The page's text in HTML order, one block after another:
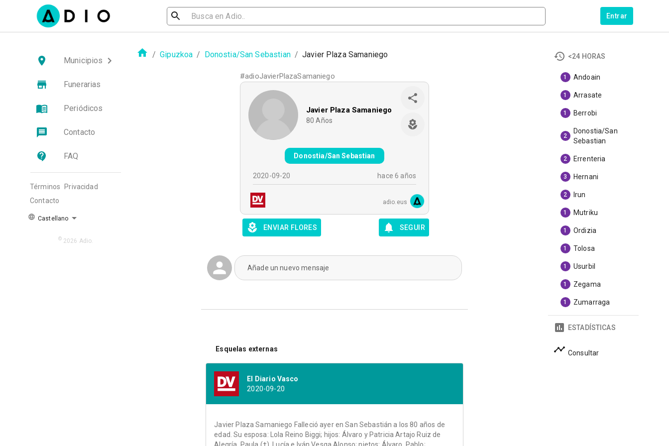
Entrar
Municipios
Funerarias
Periódicos
Contacto
FAQ
Términos
Privacidad
Contacto
Castellano
© 2026 Adio.
/ Gipuzkoa / Donostia/San Sebastian / Javier Plaza Samaniego
#adioJavierPlazaSamaniego
Javier Plaza Samaniego
80 Años
Donostia/San Sebastian
2020-09-20 hace 6 años
adio.eus
ENVIAR FLORES SEGUIR
Añade un nuevo mensaje
Esquelas externas
El Diario Vasco
2020-09-20
Javier Plaza Samaniego Falleció ayer en San Sebastián a los 80 años de
edad. Su esposa: Lola Reino Biggi; hijos: Álvaro y Patricia Artajo Ruiz de
<24 HORAS
1 Andoain
1 Arrasate
1 Berrobi
2
Donostia/San
Sebastian
2 Errenteria
3 Hernani
2 Irun
1 Mutriku
1 Ordizia
1 Tolosa
1 Usurbil
1 Zegama
1 Zumarraga
ESTADÍSTICAS
Consultar